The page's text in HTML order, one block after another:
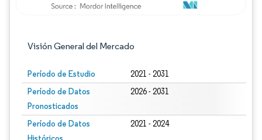
Visión General del Mercado
Período de Estudio 2021 - 2031
Período de Datos
Pronosticados
2026 - 2031
Período de Datos
2021 - 2024